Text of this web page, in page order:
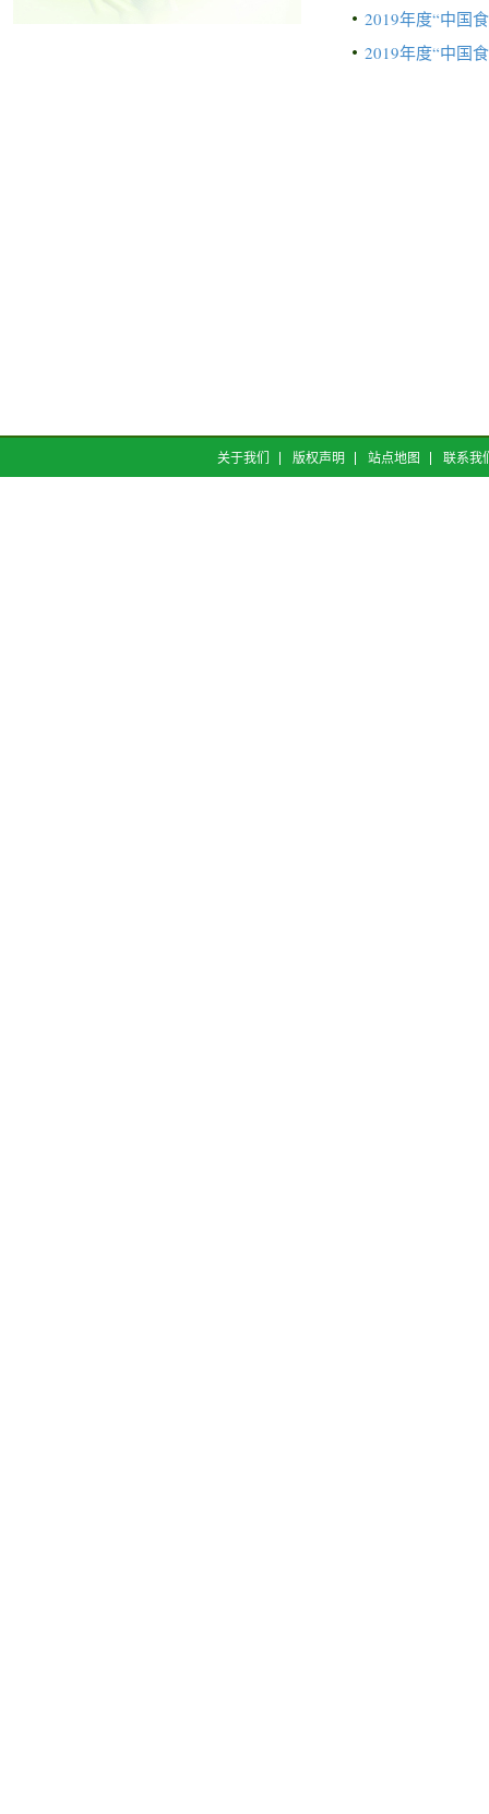
2019年度“中国
2019年度“中国
关于我们 版权声明 站点地图 联系我